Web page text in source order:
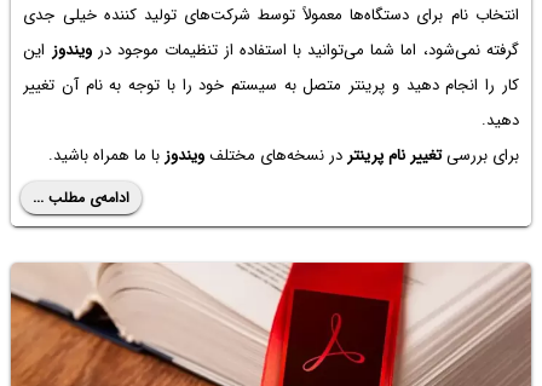
انتخاب نام برای دستگاه‌ها معمولاً توسط شرکت‌های تولید کننده خیلی جدی
گرفته نمی‌شود، اما شما می‌توانید با استفاده از تنظیمات موجود درویندوز این
کار را انجام دهید و پرینتر متصل به سیستم خود را با توجه به نام آن تغییر
دهید.
برای بررسیتغییر نام پرینتر در نسخه‌های مختلفویندوز با ما همراه باشید.
ادامه‌ی مطلب ...